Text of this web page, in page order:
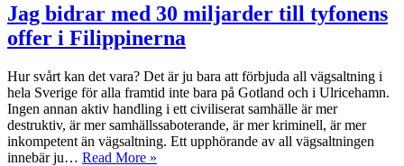
Jag bidrar med 30 miljarder till tyfonens
offer i Filippinerna
Hur svårt kan det vara? Det är ju bara att förbjuda all vägsaltning i
hela Sverige för alla framtid inte bara på Gotland och i Ulricehamn.
Ingen annan aktiv handling i ett civiliserat samhälle är mer
destruktiv, är mer samhällssaboterande, är mer kriminell, är mer
inkompetent än vägsaltning. Ett upphörande av all vägsaltningen
innebär ju… Read More »